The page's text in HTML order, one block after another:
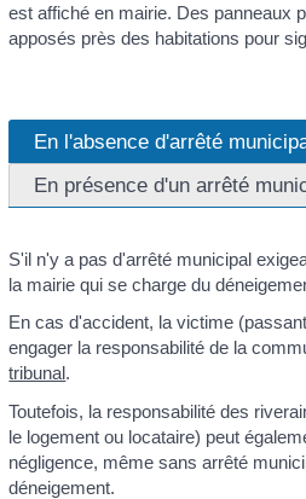
est affiché en mairie. Des panneaux
apposés près des habitations pour
En l'absence d'arrêté
En présence d'un arrêté
S'il n'y a pas d'arrêté municipal
la mairie qui se charge du
En cas d'accident, la victime
engager la responsabilité de la
tribunal.
Toutefois, la responsabilité des
le logement ou locataire) peut
négligence, même sans arrêté
déneigement.